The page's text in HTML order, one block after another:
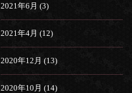
2021年6月 (3)
2021年4月 (12)
2020年12月 (13)
2020年10月 (14)